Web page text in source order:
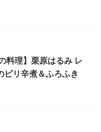
料理】栗原はるみ レ
ピリ辛煮＆ふろふき